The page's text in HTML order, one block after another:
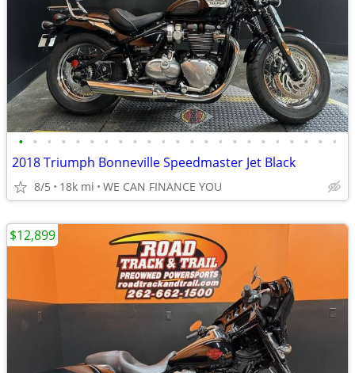
• • • • • • • • • • • • • • • • • • • • • • •
2018 Triumph Bonneville Speedmaster Jet Black
8/5 18k mi WE CAN FINANCE YOU
$12,899